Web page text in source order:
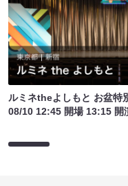
ルミネtheよしもと お盆特
08/10 12:45 開場 13:15 開